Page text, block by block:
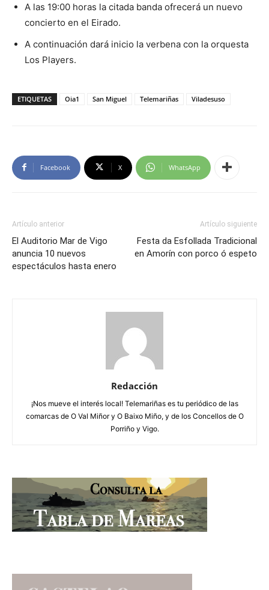
A las 19:00 horas la citada banda ofrecerá un nuevo
concierto en el Eirado.
A continuación dará inicio la verbena con la orquesta
Los Players.
ETIQUETAS Oia1 San Miguel Telemariñas Viladesuso
Facebook X WhatsApp
Artículo anterior
El Auditorio Mar de Vigo
anuncia 10 nuevos
espectáculos hasta enero
Artículo siguiente
Festa da Esfollada Tradicional
en Amorín con porco ó espeto
Redacción
¡Nos mueve el interés local! Telemariñas es tu periódico de las
comarcas de O Val Miñor y O Baixo Miño, y de los Concellos de O
Porriño y Vigo.